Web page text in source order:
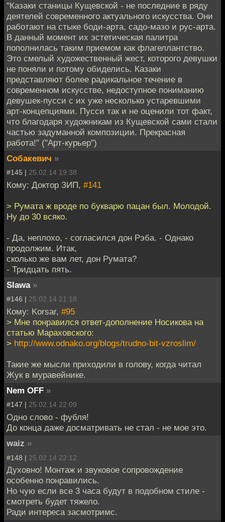
"Казаки станицы Кущевской - не последние в ряду
деятелей современного актуального искусства. Они
работают на стыке боди-арта, садо-мазо и рус-арта.
В данный момент их эстетическая палитра
пополнилась таким приемом как флагеллантство.
Это смелый художественный жест, которого девушки
не поняли и потому обиделись. Казаки
представляют более радикальное течение в
современном искусстве, недоступное пониманию
девушек-пусси с их уже несколько устаревшими
арт-концепциями. Пусси так и не оценили тот факт,
что благодаря художникам из Кущевской сами стали
частью задуманной композиции. Прекрасная
работа!" ("Арт-курьер")
Собакевич »
#145 | 25.02.14 19:38
Кому: Доктор ЗИП, #141
> Румата ж вроде по букварю пацан был. Молодой.
Ну до 30 всяко.
- Да, неплохо, - согласился дон Рэба. - Однако
продолжим. Итак,
сколько же вам лет, дон Румата?
- Тридцать пять.
Slawa »
#146 | 25.02.14 21:18
Кому: Korsar, #95
> Мне понравился ответ-дополнение Носикова на
статью Мараховского:
> http://www.odnako.org/blogs/trudno-bit-vzroslim/
Такие же мысли приходили в голову, когда читал
Жук в муравейнике.
Nem OFF »
#147 | 25.02.14 22:09
Одно слово - фубля!
До конца даже досматривать не стал - не мое это.
waiz »
#148 | 25.02.14 22:12
Духовно! Монтаж и звуковое сопровождение
особенно понравились.
Но чую если все 3 часа будут в подобном стиле -
смотреть будет тяжело.
Ради интереса засмотримс.